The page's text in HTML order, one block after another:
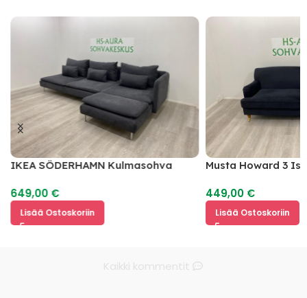
IKEA SÖDERHAMN Kulmasohva
649,00 €
Lisää Ostoskoriin
Musta Howard 3
449,00 €
Lisää Ostoskoriin